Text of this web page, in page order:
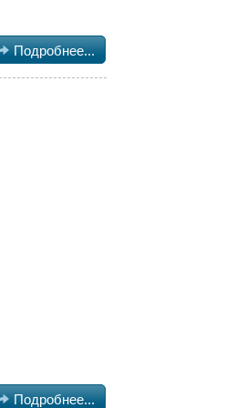
Подробнее...
Подробнее...